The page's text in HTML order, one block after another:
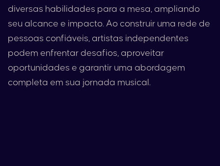
diversas habilidades para a mesa, ampliando
seu alcance e impacto. Ao construir uma rede de
pessoas confiáveis, artistas independentes
podem enfrentar desafios, aproveitar
oportunidades e garantir uma abordagem
completa em sua jornada musical.